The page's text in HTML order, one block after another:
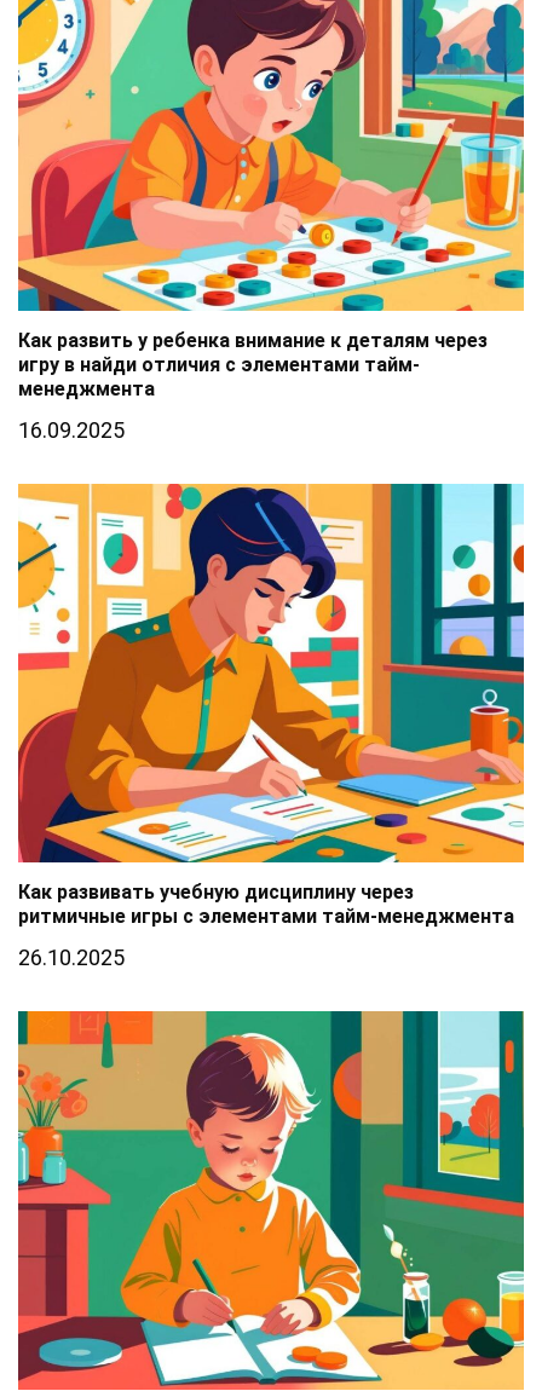
Как развить у ребенка внимание к деталям через
игру в найди отличия с элементами тайм-
менеджмента
16.09.2025
Как развивать учебную дисциплину через
ритмичные игры с элементами тайм-менеджмента
26.10.2025